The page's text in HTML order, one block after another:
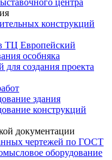
центра
конструкций
ТЦ Европейский
особняка
создания проекта
здания
конструкций
документации
чертежей по ГОСТ
оборудование